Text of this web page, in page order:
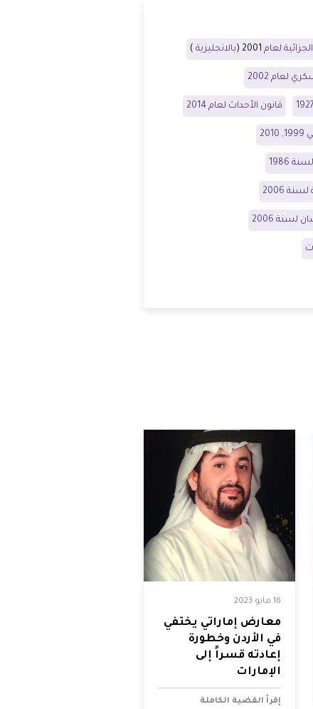
لعام 2001 ( بالانجليزية )
لعام 2002
قانون الأحداث لعام 2014
1986
2006
لسنة 2006
16 مايو 2023
معارض إماراتي يختفي
في الأردن وخطورة
إعادته قسراً إلى
الإمارات
إقرأ القضية الكاملة